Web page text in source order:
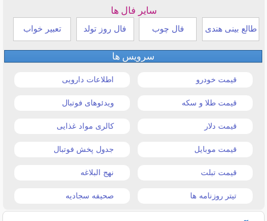
سایر فال ها
طالع بینی هندی فال چوب فال روز تولد تعبیر خواب
سرویس ها
قیمت خودرو اطلاعات دارویی
قیمت طلا و سکه ویدئوهای فوتبال
قیمت دلار کالری مواد غذایی
قیمت موبایل جدول پخش فوتبال
قیمت تبلت نهج البلاغه
تیتر روزنامه ها صحیفه سجادیه